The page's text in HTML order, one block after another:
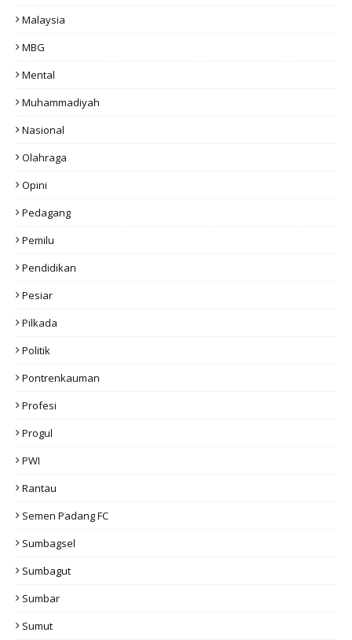
Malaysia
MBG
Mental
Muhammadiyah
Nasional
Olahraga
Opini
Pedagang
Pemilu
Pendidikan
Pesiar
Pilkada
Politik
Pontrenkauman
Profesi
Progul
PWI
Rantau
Semen Padang FC
Sumbagsel
Sumbagut
Sumbar
Sumut